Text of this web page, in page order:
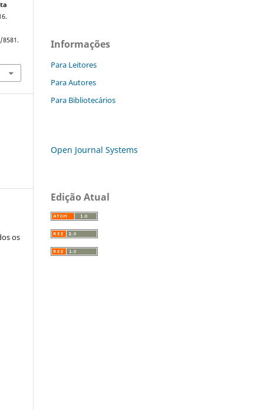
os
Informações
Para Leitores
Para Autores
Para Bibliotecários
Open Journal Systems
Edição Atual